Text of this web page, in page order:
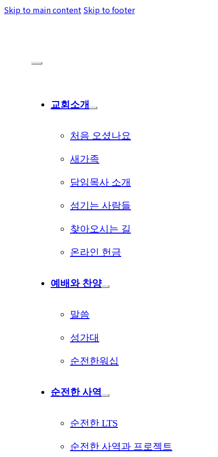
Skip to main content Skip to footer
교회소개
처음 오셨나요
새가족
담임목사 소개
섬기는 사람들
찾아오시는 길
온라인 헌금
예배와 찬양
말씀
성가대
순전한워십
순전한 사역
순전한 LTS
순전한 사역과 프로젝트